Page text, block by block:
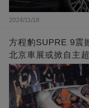
2024/11/18
方程豹SUPRE 9震
北京車展或掀自主